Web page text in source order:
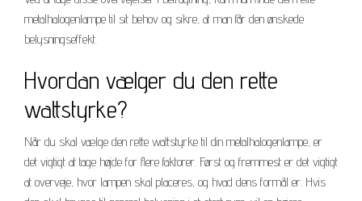
metalhalogenlampe til sit behov og sikre, at man får den ønskede
belysningseffekt.
Hvordan vælger du den rette
wattstyrke?
Når du skal vælge den rette wattstyrke til din metalhalogenlampe, er
det vigtigt at tage højde for flere faktorer. Først og fremmest er det vigtigt
at overveje, hvor lampen skal placeres, og hvad dens formål er. Hvis